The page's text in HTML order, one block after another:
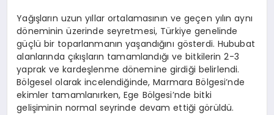
Yağışların uzun yıllar ortalamasının ve geçen yılın aynı
döneminin üzerinde seyretmesi, Türkiye genelinde
güçlü bir toparlanmanın yaşandığını gösterdi. Hububat
alanlarında çıkışların tamamlandığı ve bitkilerin 2-3
yaprak ve kardeşlenme dönemine girdiği belirlendi.
Bölgesel olarak incelendiğinde, Marmara Bölgesi’nde
ekimler tamamlanırken, Ege Bölgesi’nde bitki
gelişiminin normal seyrinde devam ettiği görüldü.